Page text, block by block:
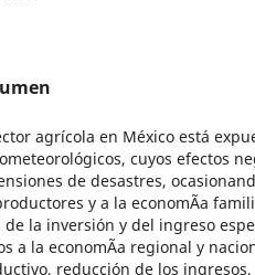
agrícola en México está
cuyos efectos
de desastres,
y a la economÃ­a
de la inversión y del ingreso
a la economÃ­a regional y
reducción de los